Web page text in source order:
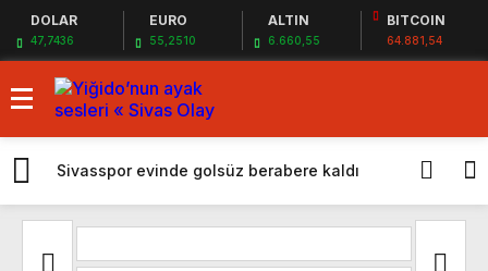
DOLAR
47,7436
EURO
55,2510
ALTIN
6.660,55
BITCOIN
64.881,54
Sivasspor evinde golsüz berabere kaldı